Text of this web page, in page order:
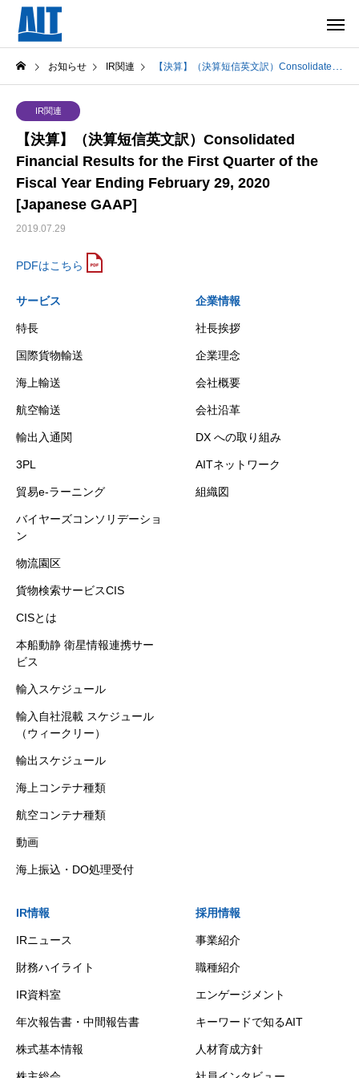
お知らせ IR関連 【決算】（決算短信英文訳）Consolidated Financial Results for the First Quarter of the Fiscal Year Ending February 29, 2020 [Japanese GAAP]
IR関連
【決算】（決算短信英文訳）Consolidated
Financial Results for the First Quarter of the
Fiscal Year Ending February 29, 2020
[Japanese GAAP]
2019.07.29
PDFはこちら
サービス
特長
国際貨物輸送
海上輸送
航空輸送
輸出入通関
3PL
貿易e-ラーニング
バイヤーズコンソリデーショ
ン
物流園区
貨物検索サービスCIS
CISとは
本船動静 衛星情報連携サー
ビス
輸入スケジュール
輸入自社混載 スケジュール
（ウィークリー）
輸出スケジュール
海上コンテナ種類
航空コンテナ種類
動画
海上振込・DO処理受付
企業情報
社長挨拶
企業理念
会社概要
会社沿革
DX への取り組み
AITネットワーク
組織図
IR情報
IRニュース
財務ハイライト
IR資料室
年次報告書・中間報告書
株式基本情報
採用情報
事業紹介
職種紹介
エンゲージメント
キーワードで知るAIT
人材育成方針